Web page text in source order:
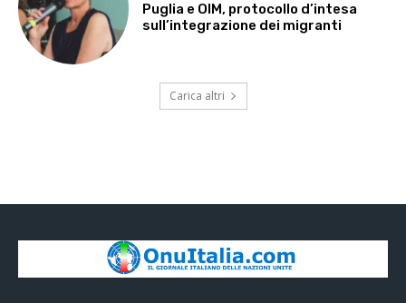
Puglia e OIM, protocollo d’intesa
sull’integrazione dei migranti
Carica altri